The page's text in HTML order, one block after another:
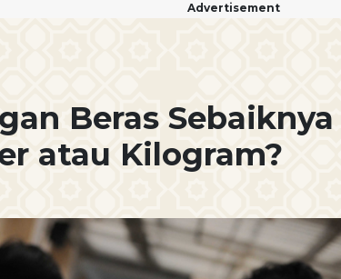
Advertisement
Beras Sebaiknya
atau Kilogram?